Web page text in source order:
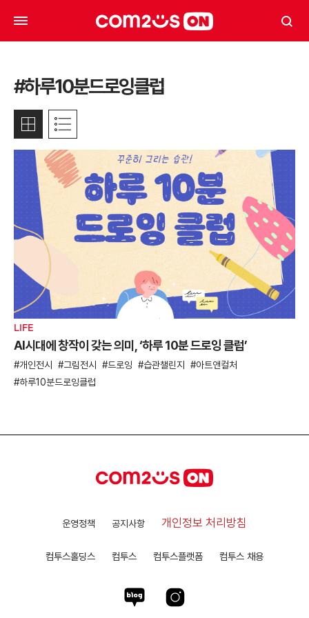
#하루10분드로잉클럽
LIFE
AI시대에 창작이 갖는 의미, ‘하루 10분 드로잉 클럽’
개인전시 그림전시 드로잉 습관챌린지
아트앤컬처
하루10분드로잉클럽
운영정책 공지사항 개인정보 처리방침
컴투스홀딩스 컴투스 컴투스플랫폼 컴투스 채용